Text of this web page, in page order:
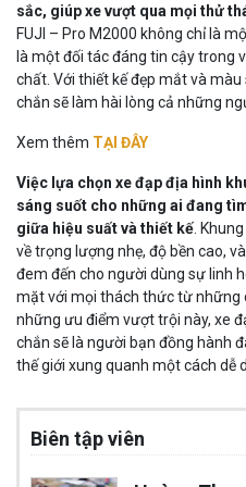
sắc, giúp xe vượt qua mọi thử
FUJI – Pro M2000 không chỉ là
là một đối tác đáng tin cậy trong
chất. Với thiết kế đẹp mắt và
chắn sẽ làm hài lòng cả những
Xem thêm TẠI ĐÂY
Việc lựa chọn xe đạp địa hình
sáng suốt cho những ai đang
giữa hiệu suất và thiết kế .
về trọng lượng nhẹ, độ bền cao,
đem đến cho người dùng sự linh
mặt với mọi thách thức từ những
những ưu điểm vượt trội này, xe
chắn sẽ là người bạn đồng hành
thế giới xung quanh một cách dễ
Biên tập viên